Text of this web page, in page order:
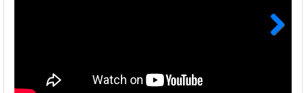
Nhắc nhỡ thực hiện thanh toán không dùng tiền mặt các
khoản thu trong nhà trường năm học 2023-2024 và các năm
Ngày ban hành: 27/09/2023